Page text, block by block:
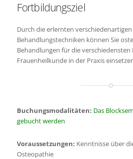
Fortbildungsziel
Durch die erlernten
Behandlungstechniken können Sie
Behandlungen für die
Frauenheilkunde in der Praxis
Buchungsmodalitäten: Das
gebucht werden
Voraussetzungen: Kenntnisse über
Osteopathie